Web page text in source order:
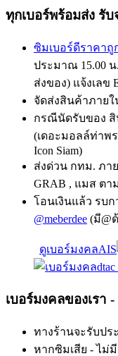
ทุกเบอร์พร้อมส่ง รั
ซิมเบอร์ดีราคาถู
ประมาณ 15.00 น
ส่งของ) แจ้งเลข
จัดส่งสินค้าภายใ
กรณีนัดรับของ สิ
(เดอะมอลล์ท่าพ
Icon Siam)
ส่งด่วน กทม. ภา
GRAB , แมส ตา
โอนเงินแล้ว รบก
@meberdee (มี@
ดูเบอร์มงคลAIS
เบอร์มงคลของเรา
ทางร้านจะรับป
หากซิมเสีย - ไม่